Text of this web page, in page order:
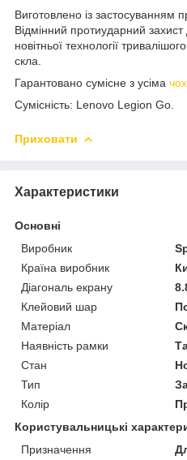
Виготовлено із застосуванням
Відмінний протиударний
новітньої технології
скла.
Гарантовано сумісне з усіма
Сумісність: Lenovo Legion Go.
Приховати
Характеристики
Основні
Виробник
Країна виробник
Діагональ екрану
Клейовий шар
Матеріал
Наявність рамки
Стан
Тип
Колір
Користувальницькі
Призначення